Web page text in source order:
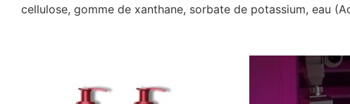
cellulose, gomme de xanthane, sorbate de potassium, eau